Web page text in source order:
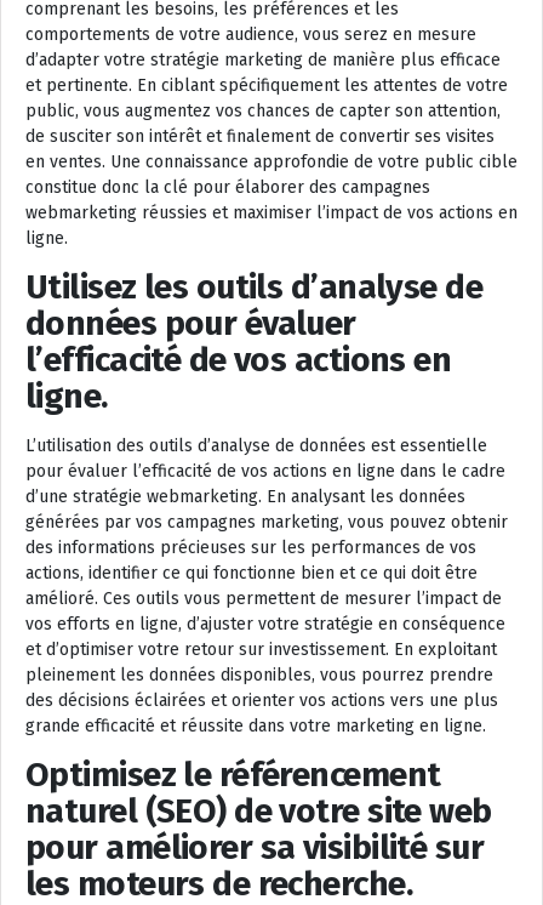
comprenant les besoins, les préférences et les
comportements de votre audience, vous serez en mesure
d’adapter votre stratégie marketing de manière plus efficace
et pertinente. En ciblant spécifiquement les attentes de votre
public, vous augmentez vos chances de capter son attention,
de susciter son intérêt et finalement de convertir ses visites
en ventes. Une connaissance approfondie de votre public cible
constitue donc la clé pour élaborer des campagnes
webmarketing réussies et maximiser l’impact de vos actions en
ligne.
Utilisez les outils d’analyse de
données pour évaluer
l’efficacité de vos actions en
ligne.
L’utilisation des outils d’analyse de données est essentielle
pour évaluer l’efficacité de vos actions en ligne dans le cadre
d’une stratégie webmarketing. En analysant les données
générées par vos campagnes marketing, vous pouvez obtenir
des informations précieuses sur les performances de vos
actions, identifier ce qui fonctionne bien et ce qui doit être
amélioré. Ces outils vous permettent de mesurer l’impact de
vos efforts en ligne, d’ajuster votre stratégie en conséquence
et d’optimiser votre retour sur investissement. En exploitant
pleinement les données disponibles, vous pourrez prendre
des décisions éclairées et orienter vos actions vers une plus
grande efficacité et réussite dans votre marketing en ligne.
Optimisez le référencement
naturel (SEO) de votre site web
pour améliorer sa visibilité sur
les moteurs de recherche.